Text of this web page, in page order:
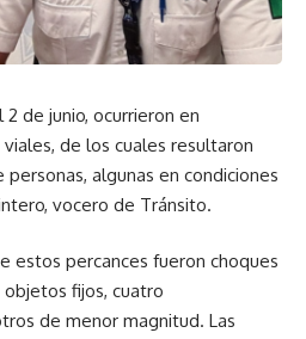
de junio, ocurrieron en
de los cuales resultaron
algunas en condiciones
vocero de Tránsito.
estos percances fueron choques
fijos, cuatro
de menor magnitud. Las